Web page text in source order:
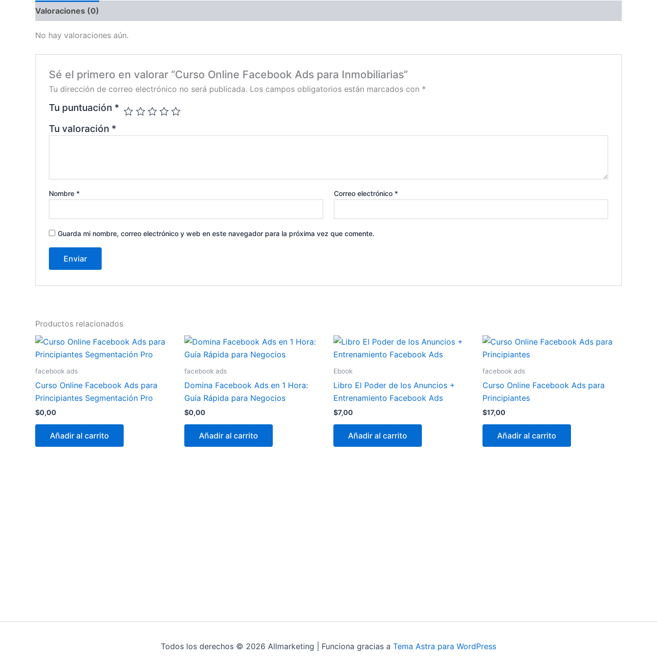
Valoraciones (0)
No hay valoraciones aún.
Sé el primero en valorar “Curso Online Facebook Ads para Inmobiliarias”
Tu dirección de correo electrónico no será publicada. Los campos obligatorios están marcados con *
Tu puntuación *
Tu valoración *
Nombre * Correo electrónico *
Guarda mi nombre, correo electrónico y web en este navegador para la próxima vez que comente.
Productos relacionados
facebook ads
Curso Online Facebook Ads para
Principiantes Segmentación Pro
$0,00
Añadir al carrito
facebook ads
Domina Facebook Ads en 1 Hora:
Guía Rápida para Negocios
$0,00
Añadir al carrito
Ebook
Libro El Poder de los Anuncios +
Entrenamiento Facebook Ads
$7,00
Añadir al carrito
facebook ads
Curso Online Facebook Ads para
Principiantes
$17,00
Añadir al carrito
Todos los derechos © 2026 Allmarketing | Funciona gracias a Tema Astra para WordPress